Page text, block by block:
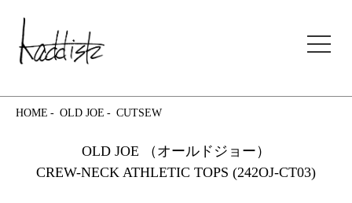
kaddish development store
HOME OLD JOE CUTSEW
OLD JOE （オールドジョー）
CREW-NECK ATHLETIC TOPS (242OJ-CT03)